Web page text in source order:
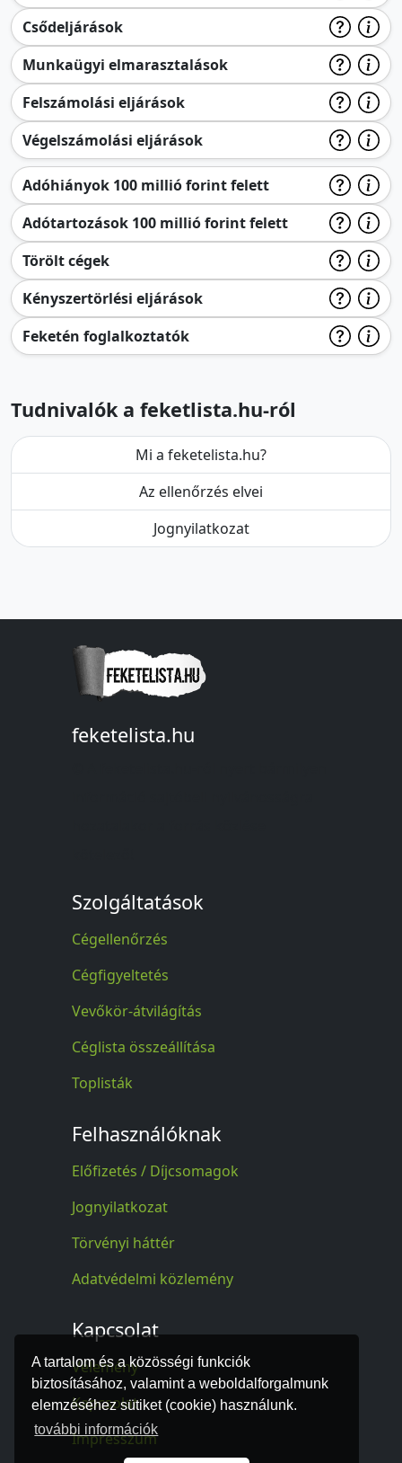
A tartalom és a közösségi funkciók
biztosításához, valamint a weboldalforgalmunk
elemzéséhez sütiket (cookie) használunk.
további információk
Csődeljárások
Munkaügyi elmarasztalások
Felszámolási eljárások
Végelszámolási eljárások
Adóhiányok 100 millió forint felett
Adótartozások 100 millió forint felett
Törölt cégek
Kényszertörlési eljárások
Feketén foglalkoztatók
Tudnivalók a feketlista.hu-ról
Mi a feketelista.hu?
Az ellenőrzés elvei
Jognyilatkozat
feketelista.hu
Szolgáltatások
Cégellenőrzés
Cégfigyeltetés
Vevőkör-átvilágítás
Céglista összeállítása
Toplisták
Felhasználóknak
Előfizetés / Díjcsomagok
Jognyilatkozat
Törvényi háttér
Adatvédelmi közlemény
Kapcsolat
Vélemény
Kapcsolat
Impresszum